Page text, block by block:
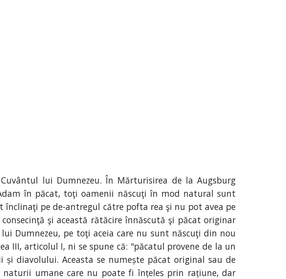
lui Dumnezeu. În Mărturisirea de la Augsburg
în păcat, toţi oamenii născuţi în mod natural sunt
pe de-antregul către pofta rea şi nu pot avea pe
şi această rătăcire înnăscută şi păcat originar
Dumnezeu, pe toţi aceia care nu sunt născuţi din nou
III, articolul I, ni se spune că: "păcatul provene de la un
diavolului. Aceasta se numește păcat original sau de
umane care nu poate fi înțeles prin rațiune, dar